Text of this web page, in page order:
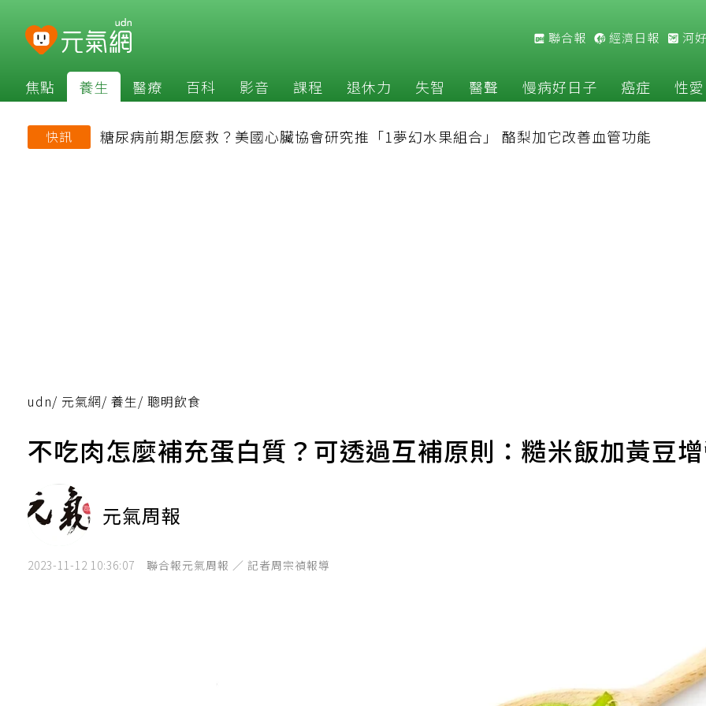
聯合報 經濟日報 河
焦點 養生 醫療 百科 影音 課程 退休力 失智 醫聲 慢病好日子 癌症 性愛
快訊 糖尿病前期怎麼救？美國心臟協會研究推「1夢幻水果組合」 酪梨加它改善血管功能
udn/ 元氣網/ 養生/ 聰明飲食
不吃肉怎麼補充蛋白質？可透過互補原則：糙米飯加黃豆
元氣周報
2023-11-12 10:36:07 聯合報元氣周報 ／ 記者周宗禎報導